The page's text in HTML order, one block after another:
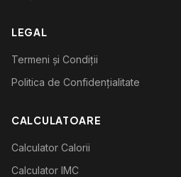
LEGAL
Termeni și Condiții
Politica de Confidențialitate
CALCULATOARE
Calculator Calorii
Calculator IMC